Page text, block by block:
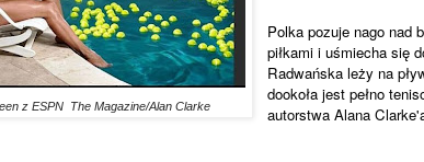
z ESPN The Magazine/Alan Clarke
Polka pozuje nago nad
piłkami i uśmiecha się
Radwańska leży na
dookoła jest pełno
autorstwa Alana